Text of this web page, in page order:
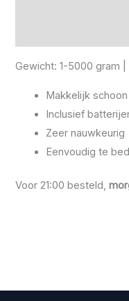
Gewicht: 1-5000 gram
Makkelijk
Inclusief
Zeer nauwkeurig
Eenvoudig te
Voor 21:00 besteld,